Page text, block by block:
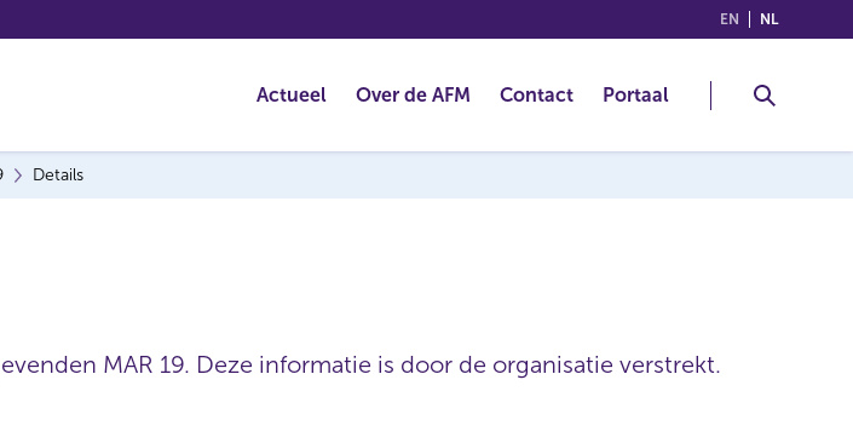
EN (ENGLISH)
NL
Actueel Over de AFM Contact Portaal
Details
MAR 19. Deze informatie is door de organisatie verstrekt.